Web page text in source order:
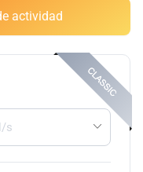
actividad
s